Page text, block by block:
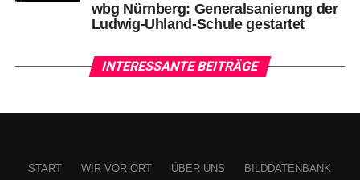
wbg Nürnberg: Generalsanierung der
Ludwig-Uhland-Schule gestartet
INTERESSANTE BEITRÄGE
START WIR VOR ORT ÜBER UNS BILDDATENBANK